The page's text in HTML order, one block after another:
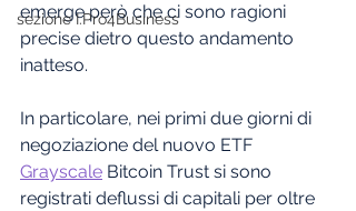
sezione I.Pro4Business
emerge però che ci sono ragioni
precise dietro questo andamento
inatteso.
In particolare, nei primi due giorni di
negoziazione del nuovo ETF
Grayscale Bitcoin Trust si sono
registrati deflussi di capitali per oltre